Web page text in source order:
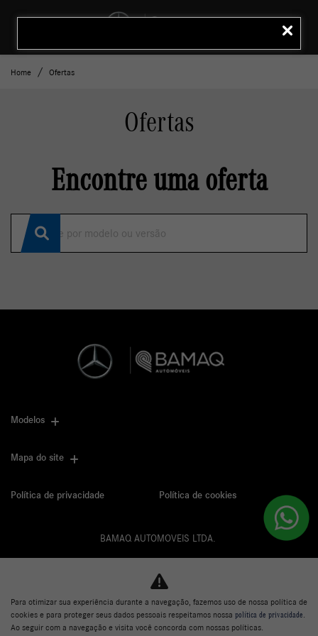
LIGAR
Home Ofertas
Ofertas
Encontre uma oferta
Modelos
Mapa do site
Política de privacidade Política de cookies
BAMAQ AUTOMOVEIS LTDA.
Desacelere. Seu bem maior é a vida.
Para otimizar sua experiência durante a navegação, fazemos uso de nossa política de
cookies e para proteger seus dados pessoais respeitamos nossa política de privacidade
Ao seguir com a navegação e visita você concorda com nossas políticas.